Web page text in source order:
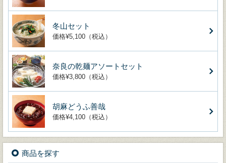
冬山セット
価格¥5,100（税込）
奈良の乾麺アソートセット
価格¥3,800（税込）
胡麻どうふ善哉
価格¥4,100（税込）
商品を探す